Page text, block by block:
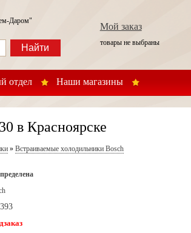
отдел Наши магазины
Даром"
Найти
Мой заказ
товары не выбраны
в Красноярске
»Встраиваемые холодильники Bosch